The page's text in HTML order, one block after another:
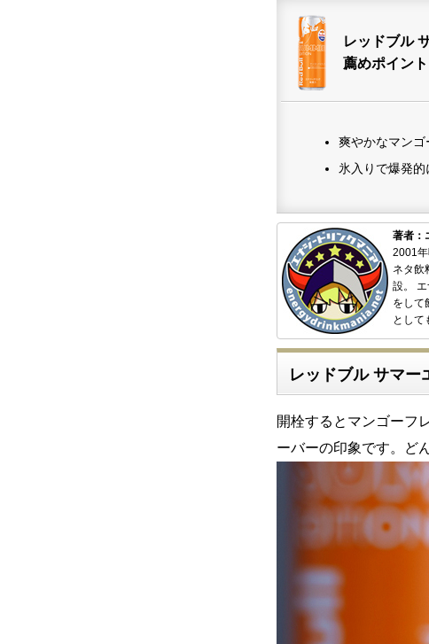
レッドブル
薦めポイント
爽やかなマン
氷入りで爆発
著者：
2001
ネタ飲
設。
をして
として
レッドブル サマー
開栓するとマンゴーフ
ーバーの印象です。ど